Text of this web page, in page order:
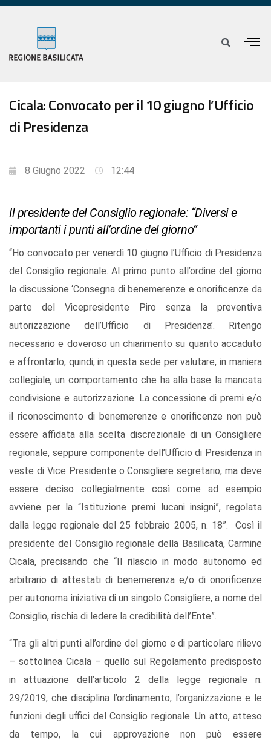
Cicala: Convocato per il 10 giugno l’Ufficio
di Presidenza
8 Giugno 2022 12:44
Il presidente del Consiglio regionale: “Diversi e
importanti i punti all’ordine del giorno”
“Ho convocato per venerdì 10 giugno l’Ufficio di Presidenza
del Consiglio regionale. Al primo punto all’ordine del giorno
la discussione ‘Consegna di benemerenze e onorificenze da
parte del Vicepresidente Piro senza la preventiva
autorizzazione dell’Ufficio di Presidenza’. Ritengo
necessario e doveroso un chiarimento su quanto accaduto
e affrontarlo, quindi, in questa sede per valutare, in maniera
collegiale, un comportamento che ha alla base la mancata
condivisione e autorizzazione. La concessione di premi e/o
il riconoscimento di benemerenze e onorificenze non può
essere affidata alla scelta discrezionale di un Consigliere
regionale, seppure componente dell’Ufficio di Presidenza in
veste di Vice Presidente o Consigliere segretario, ma deve
essere deciso collegialmente così come ad esempio
avviene per la “Istituzione premi lucani insigni”, regolata
dalla legge regionale del 25 febbraio 2005, n. 18”. Così il
presidente del Consiglio regionale della Basilicata, Carmine
Cicala, precisando che “Il rilascio in modo autonomo ed
arbitrario di attestati di benemerenza e/o di onorificenze
per autonoma iniziativa di un singolo Consigliere, a nome del
Consiglio, rischia di ledere la credibilità dell’Ente”.
“Tra gli altri punti all’ordine del giorno e di particolare rilievo
– sottolinea Cicala – quello sul Regolamento predisposto
in attuazione dell’articolo 2 della legge regionale n.
29/2019, che disciplina l’ordinamento, l’organizzazione e le
funzioni degli uffici del Consiglio regionale. Un atto, atteso
da tempo, la cui approvazione non può essere